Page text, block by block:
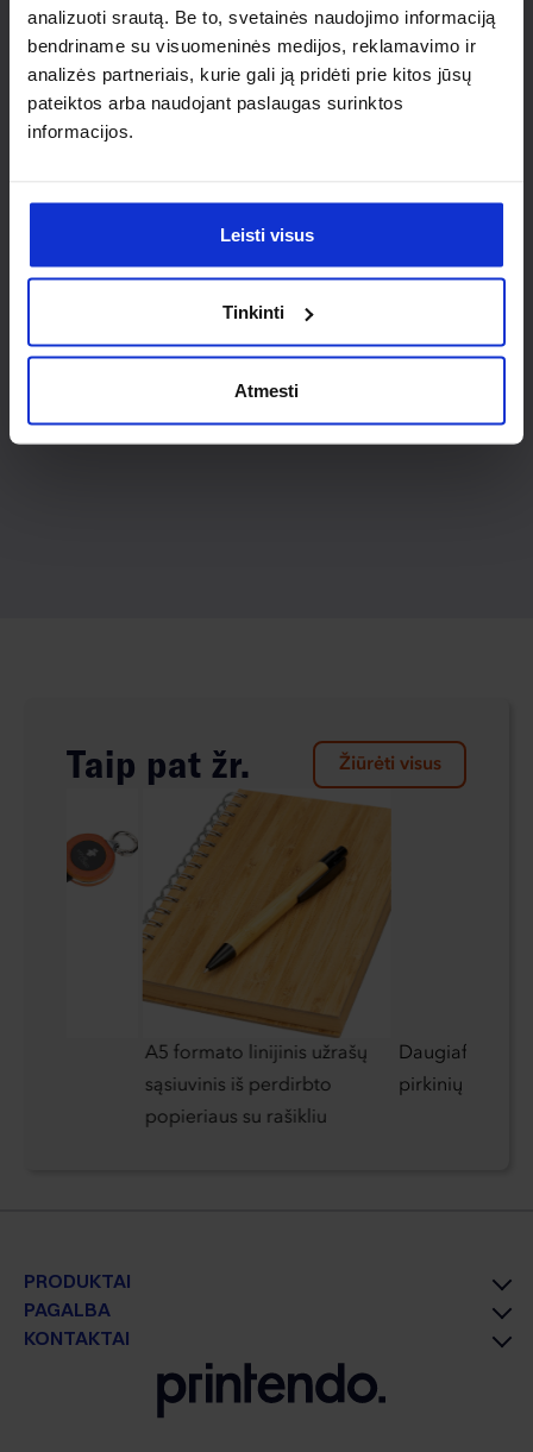
analizuoti srautą. Be to, svetainės naudojimo informaciją
bendriname su visuomeninės medijos, reklamavimo ir
analizės partneriais, kurie gali ją pridėti prie kitos jūsų
pateiktos arba naudojant paslaugas surinktos
informacijos.
Leisti visus
Tinkinti
Atmesti
nestandartinio produkto aptarimo.
Susisiekti
Taip pat žr. Žiūrėti visus
A5 formato linijinis užrašų
sąsiuvinis iš perdirbto
popieriaus su rašikliu
Daugiafunkcis
pirkinių
PRODUKTAI
PAGALBA
KONTAKTAI